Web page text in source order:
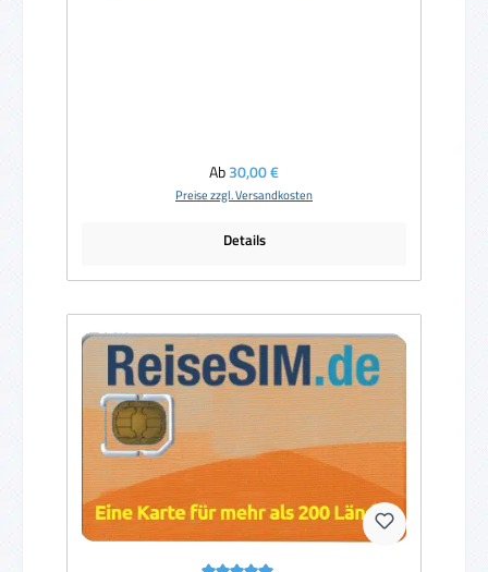
Regulärer Preis:
Ab30,00 €
Preise zzgl. Versandkosten
Details